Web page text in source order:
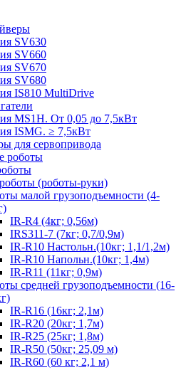
SV630
SV660
SV670
SV680
IS810 MultiDrive
MS1H. От 0,05 до 7,5кВт
ISMG. ≥ 7,5кВт
для сервопривода
роботы
(роботы-руки)
малой грузоподъемности (4-
IR-R4 (4кг; 0,56м)
IRS311-7 (7кг; 0,7/0,9м)
IR-R10 Настольн.(10кг; 1,1/1,2м)
IR-R10 Напольн.(10кг; 1,4м)
IR-R11 (11кг; 0,9м)
средней грузоподъемности (16-
IR-R16 (16кг; 2,1м)
IR-R20 (20кг; 1,7м)
IR-R25 (25кг; 1,8м)
IR-R50 (50кг; 25,09 м)
IR-R60 (60 кг; 2,1 м)